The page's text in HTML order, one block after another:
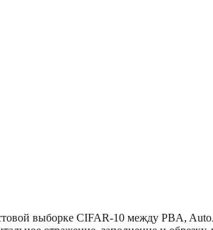
выборке CIFAR-10 между PBA,